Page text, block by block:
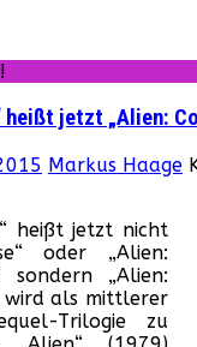
heißt jetzt „Alien:
Markus Haage
heißt jetzt nicht
oder „Alien:
sondern „Alien:
wird als mittlerer
Trilogie zu